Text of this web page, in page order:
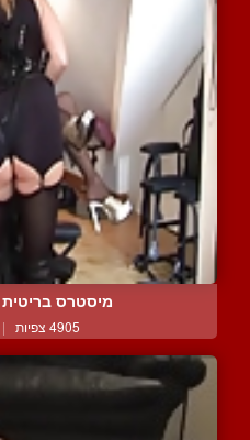
מיסטרס
4905 צפיות |